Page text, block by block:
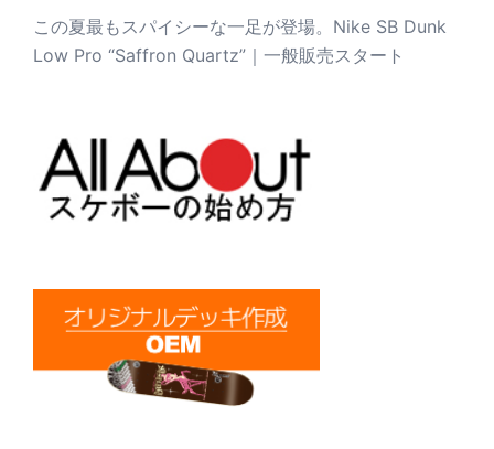
この夏最もスパイシーな一足が登場。Nike SB Dunk
Low Pro “Saffron Quartz”｜一般販売スタート